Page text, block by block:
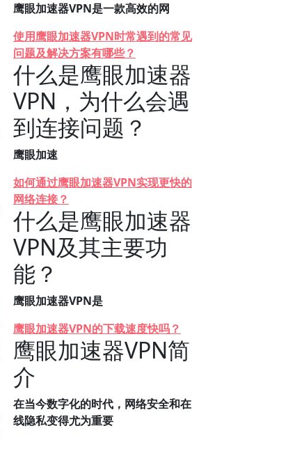
鹰眼加速器VPN是一款高效的网
使用鹰眼加速器VPN时常遇到的常见
问题及解决方案有哪些？
什么是鹰眼加速器
VPN，为什么会遇
到连接问题？
鹰眼加速
如何通过鹰眼加速器VPN实现更快的
网络连接？
什么是鹰眼加速器
VPN及其主要功
能？
鹰眼加速器VPN是
鹰眼加速器VPN的下载速度快吗？
鹰眼加速器VPN简
介
在当今数字化的时代，网络安全和在
线隐私变得尤为重要